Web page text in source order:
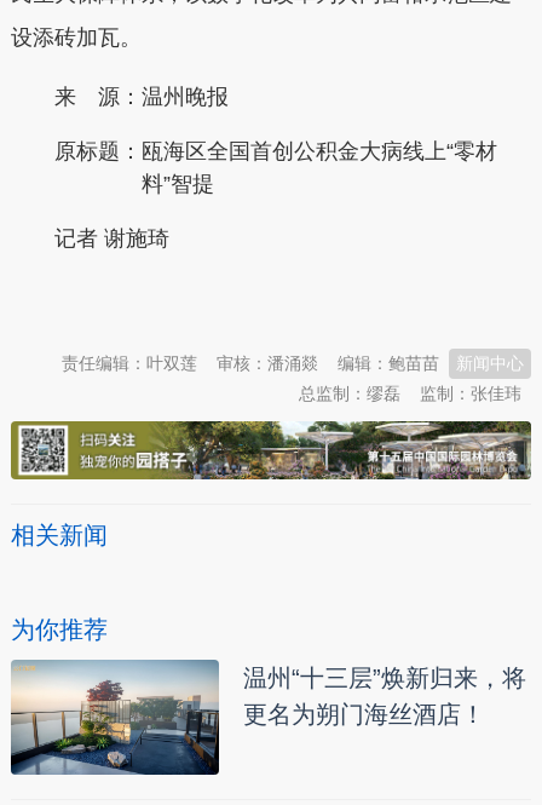
设添砖加瓦。
来 源：温州晚报
原标题： 瓯海区全国首创公积金大病线上“零材
料”智提
记者 谢施琦
新闻中心
编辑：鲍苗苗
审核：潘涌燚
责任编辑：叶双莲
监制：张佳玮
总监制：缪磊
相关新闻
为你推荐
温州“十三层”焕新归来，将
更名为朔门海丝酒店！